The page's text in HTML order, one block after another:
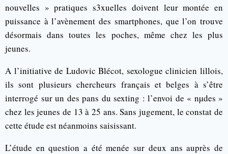
nouvelles » pratiques s3xuelles doivent leur montée en
puissance à l’avènement des smartphones, que l’on trouve
désormais dans toutes les poches, même chez les plus
jeunes.
A l’initiative de Ludovic Blécot, sexologue clinicien lillois,
ils sont plusieurs chercheurs français et belges à s’être
interrogé sur un des pans du sexting : l’envoi de « nµdes »
chez les jeunes de 13 à 25 ans. Sans jugement, le constat de
cette étude est néanmoins saisissant.
L’étude en question a été menée sur deux ans auprès de